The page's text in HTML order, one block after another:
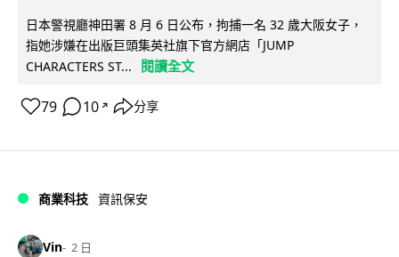
日本警視廳神田署 8 月 6 日公布，拘捕一名 32 歲大阪女子，
指她涉嫌在出版巨頭集英社旗下官方網店「JUMP
CHARACTERS ST...
閱讀全文
79 10 ↗ 分享
商業科技 資訊保安
Vin 2 日